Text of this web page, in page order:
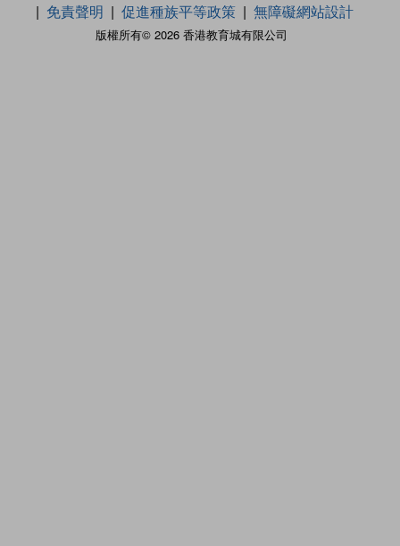
版權所有© 2026 香港教育城有限公司
免責聲明
促進種族平等政策 無障礙網站設計